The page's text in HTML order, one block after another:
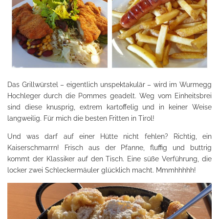
Das Grillwürstel – eigentlich unspektakulär – wird im Wurmegg
Hochleger durch die Pommes geadelt. Weg vom Einheitsbrei
sind diese knusprig, extrem kartoffelig und in keiner Weise
langweilig. Für mich die besten Fritten in Tirol!
Und was darf auf einer Hütte nicht fehlen? Richtig, ein
Kaiserschmarrn! Frisch aus der Pfanne, fluffig und buttrig
kommt der Klassiker auf den Tisch. Eine süße Verführung, die
locker zwei Schleckermäuler glücklich macht. Mmmhhhhh!